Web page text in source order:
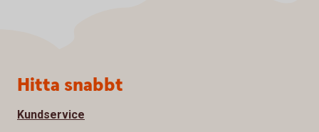
Sidfot
Hitta snabbt
Kundservice